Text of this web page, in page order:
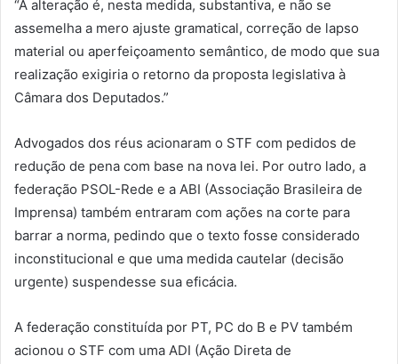
“A alteração é, nesta medida, substantiva, e não se
assemelha a mero ajuste gramatical, correção de lapso
material ou aperfeiçoamento semântico, de modo que sua
realização exigiria o retorno da proposta legislativa à
Câmara dos Deputados.”
Advogados dos réus acionaram o STF com pedidos de
redução de pena com base na nova lei. Por outro lado, a
federação PSOL-Rede e a ABI (Associação Brasileira de
Imprensa) também entraram com ações na corte para
barrar a norma, pedindo que o texto fosse considerado
inconstitucional e que uma medida cautelar (decisão
urgente) suspendesse sua eficácia.
A federação constituída por PT, PC do B e PV também
acionou o STF com uma ADI (Ação Direta de